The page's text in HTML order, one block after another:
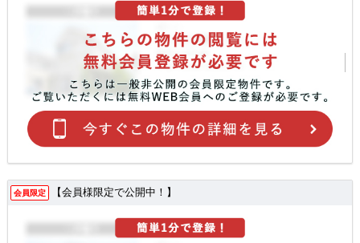
会員限定 【会員様限定で公開中！】